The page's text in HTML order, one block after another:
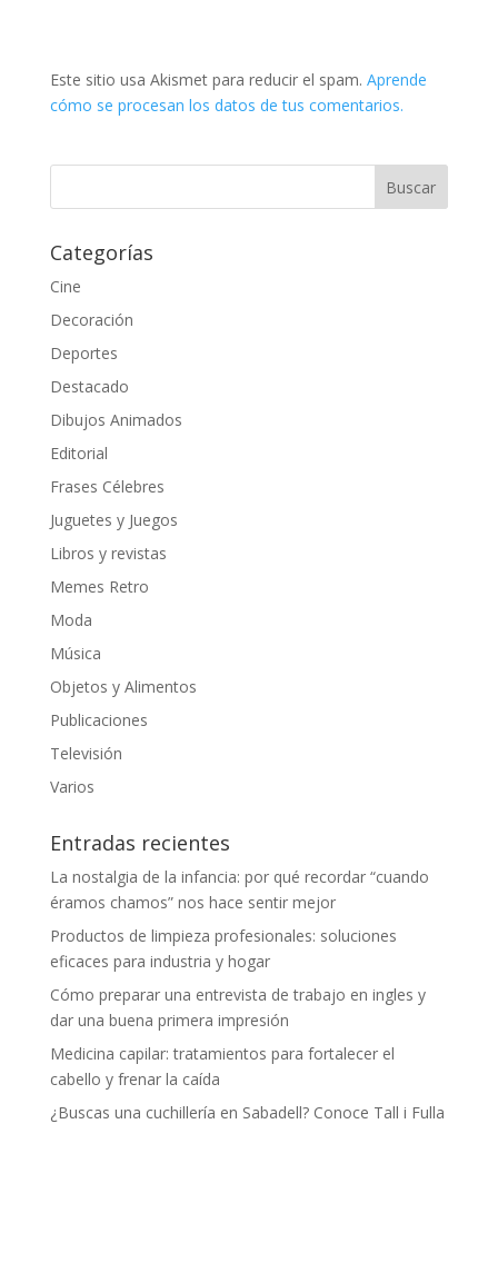
Este sitio usa Akismet para reducir el spam. Aprende
cómo se procesan los datos de tus comentarios.
Categorías
Cine
Decoración
Deportes
Destacado
Dibujos Animados
Editorial
Frases Célebres
Juguetes y Juegos
Libros y revistas
Memes Retro
Moda
Música
Objetos y Alimentos
Publicaciones
Televisión
Varios
Entradas recientes
La nostalgia de la infancia: por qué recordar “cuando
éramos chamos” nos hace sentir mejor
Productos de limpieza profesionales: soluciones
eficaces para industria y hogar
Cómo preparar una entrevista de trabajo en ingles y
dar una buena primera impresión
Medicina capilar: tratamientos para fortalecer el
cabello y frenar la caída
¿Buscas una cuchillería en Sabadell? Conoce Tall i Fulla